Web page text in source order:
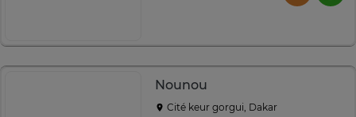
Nounou
Cité keur gorgui, Dakar